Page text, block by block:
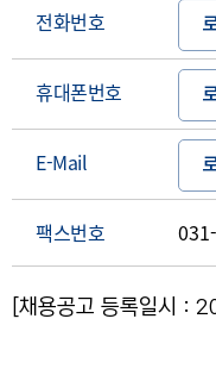
전화번호
휴대폰번호
E-Mail
팩스번호
[채용공고 등록일시